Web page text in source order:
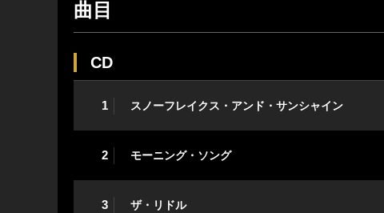
曲目
CD
1 スノーフレイクス・アンド・サンシャイン
2 モーニング・ソング
3 ザ・リドル